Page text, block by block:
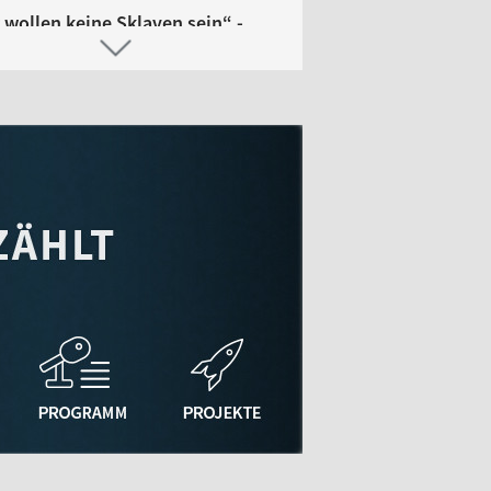
wollen keine Sklaven sein“ -
Radiopremiere
Bome
offene Singkreis der Sanskrit-
Ulm - Katja & Micha
im August und
| 09.14 | Lovis